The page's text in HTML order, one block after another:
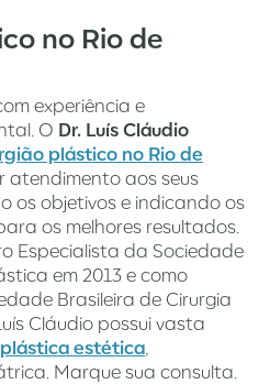
no Rio de
experiência e
O Dr. Luís Cláudio
plástico no Rio de
atendimento aos seus
os objetivos e indicando os
os melhores resultados.
Especialista da Sociedade
em 2013 e como
Brasileira de Cirurgia
Cláudio possui vasta
estética
Marque sua consulta.